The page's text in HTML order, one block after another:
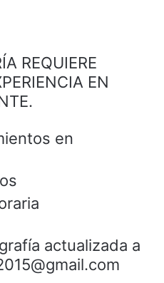
REQUIERE
EN
en
actualizada a